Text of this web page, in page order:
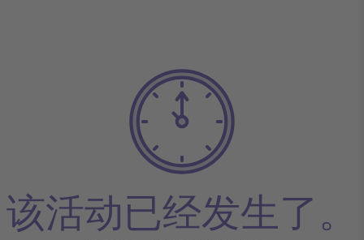
该活动已经发生了。